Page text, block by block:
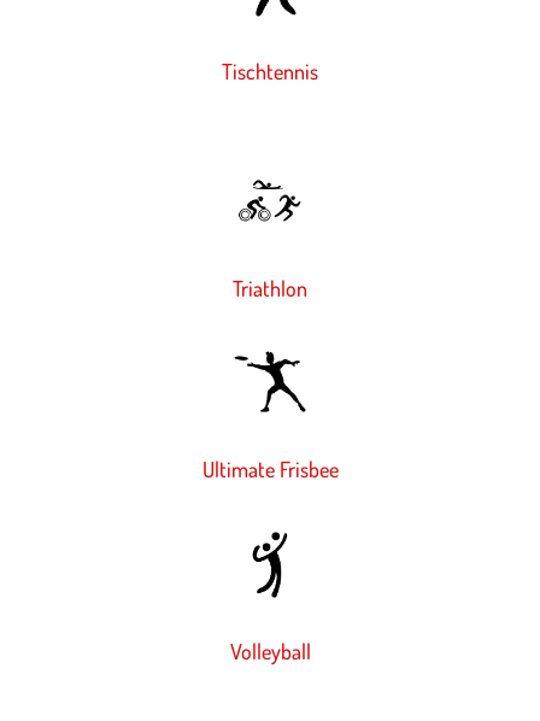
Tischtennis
Triathlon
Ultimate Frisbee
Volleyball